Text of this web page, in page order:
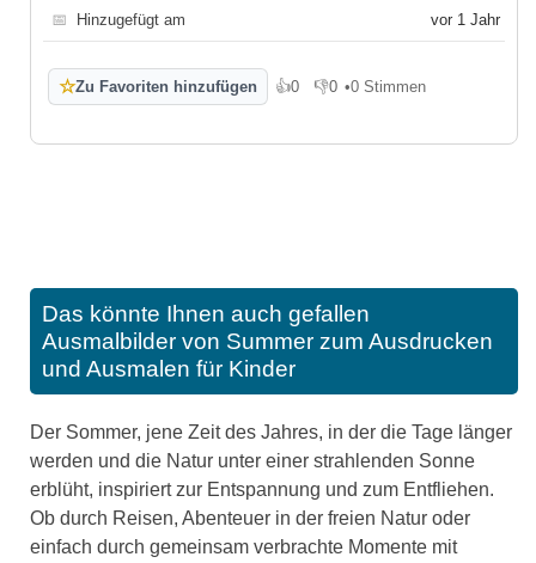
📅 Hinzugefügt am vor 1 Jahr
☆Zu Favoriten hinzufügen 👍0
Gefällt mir
👎0
Gefällt mir nicht
•0 Stimmen
Das könnte Ihnen auch gefallen
Ausmalbilder von Summer zum Ausdrucken
und Ausmalen für Kinder
Der Sommer, jene Zeit des Jahres, in der die Tage länger
werden und die Natur unter einer strahlenden Sonne
erblüht, inspiriert zur Entspannung und zum Entfliehen.
Ob durch Reisen, Abenteuer in der freien Natur oder
einfach durch gemeinsam verbrachte Momente mit